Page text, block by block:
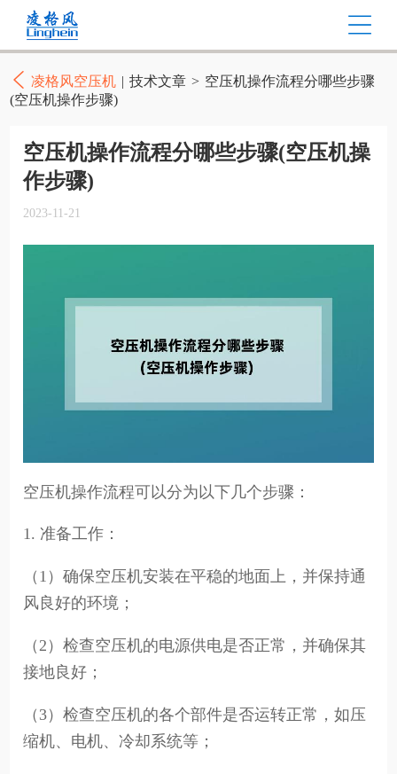
凌格风空压机 | 技术文章 > 空压机操作流程分哪些步骤
(空压机操作步骤)
空压机操作流程分哪些步骤(空压机操
作步骤)
2023-11-21
空压机操作流程可以分为以下几个步骤：
1. 准备工作：
（1）确保空压机安装在平稳的地面上，并保持通
风良好的环境；
（2）检查空压机的电源供电是否正常，并确保其
接地良好；
（3）检查空压机的各个部件是否运转正常，如压
缩机、电机、冷却系统等；